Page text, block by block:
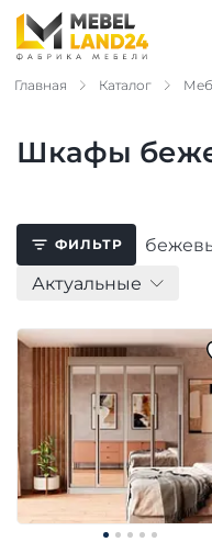
Главная Каталог
Шкафы
ФИЛЬТР
Актуальные